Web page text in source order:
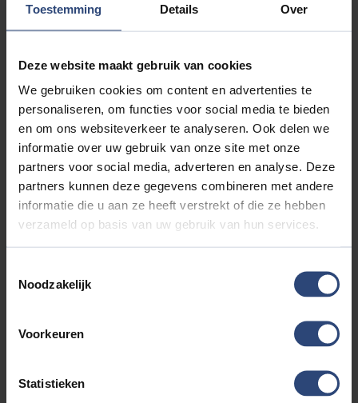
Toestemming Details Over
Deze website maakt gebruik van cookies
We gebruiken cookies om content en advertenties te
personaliseren, om functies voor social media te bieden
en om ons websiteverkeer te analyseren. Ook delen we
informatie over uw gebruik van onze site met onze
partners voor social media, adverteren en analyse. Deze
partners kunnen deze gegevens combineren met andere
informatie die u aan ze heeft verstrekt of die ze hebben
verzameld op basis van uw gebruik van hun services.
Noodzakelijk
Voorkeuren
Statistieken
De getoonde vraagprijs is inclusief ons basis
wassen, NAP check en een geldige apk keuring. Voor een
meerprijs van € 795,- leveren wij uw auto af als GARANT
OCCASION inclusief een onderhoudsbeurt conform
fabrieks voorschrift, halve tank brandstof, professionele
poetsbeurt met interieur reiniging, bij EV of PHEV
minimaal 1 laadkabel (tenzij er 2 laadkabels aanwezig
zijn), minimaal 12 maanden geldige APK, 12 maanden
Garant Occasion garantie en 12 maanden pech
onderweg service door heel Europa. Kortom.....
verzekerde kwaliteit.... Vanzelfsprekend is inruil ook
https://www.autoaaltink.nl of neem contact met ons op
via telefoonnummer: 0548 620 320
Alle moeite is genomen om de informatie in deze
daarom niet alleen op deze informatie, maar controleer